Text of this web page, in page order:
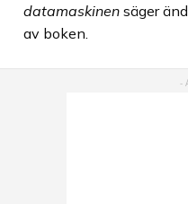
datamaskinen säger
av boken.